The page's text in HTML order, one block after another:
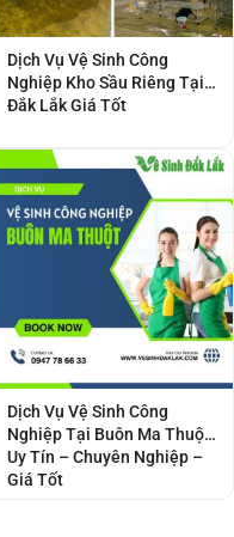
Dịch Vụ Vệ Sinh Công
Nghiệp Kho Sầu Riêng Tại
Đắk Lắk Giá Tốt
Dịch Vụ Vệ Sinh Công
Nghiệp Tại Buôn Ma Thuột
Uy Tín – Chuyên Nghiệp –
Giá Tốt